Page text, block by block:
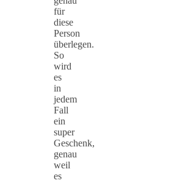
für
diese
Person
überlegen.
So
wird
es
in
jedem
Fall
ein
super
Geschenk,
genau
weil
es